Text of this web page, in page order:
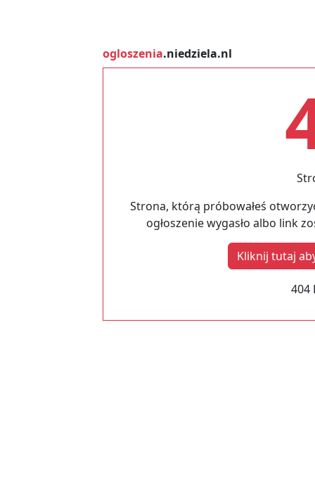
ogloszenia.niedziela.nl
Strona, którą próbowałeś
ogłoszenie wygasło albo link
Kliknij tutaj
404